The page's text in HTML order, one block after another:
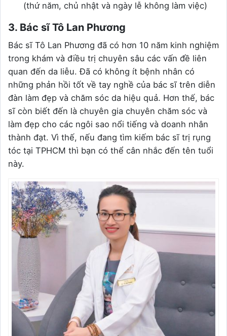
(thứ năm, chủ nhật và ngày lễ không làm việc)
3. Bác sĩ Tô Lan Phương
Bác sĩ Tô Lan Phương đã có hơn 10 năm kinh nghiệm
trong khám và điều trị chuyên sâu các vấn đề liên
quan đến da liễu. Đã có không ít bệnh nhân có
những phản hồi tốt về tay nghề của bác sĩ trên diễn
đàn làm đẹp và chăm sóc da hiệu quả. Hơn thế, bác
sĩ còn biết đến là chuyên gia chuyên chăm sóc và
làm đẹp cho các ngôi sao nổi tiếng và doanh nhân
thành đạt. Vì thế, nếu đang tìm kiếm bác sĩ trị rụng
tóc tại TPHCM thì bạn có thể cân nhắc đến tên tuổi
này.